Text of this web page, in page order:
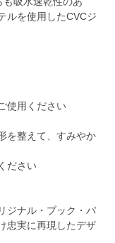
ルを使用したCVCジ
使用ください
を整えて、すみやか
ださい
ジナル・ブック・パ
忠実に再現したデザ